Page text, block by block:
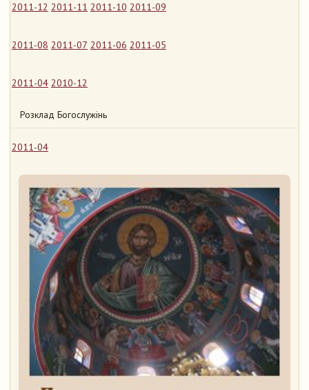
2011-12 2011-11 2011-10 2011-09
2011-08 2011-07 2011-06 2011-05
2011-04 2010-12
Розклад Богослужінь
2011-04